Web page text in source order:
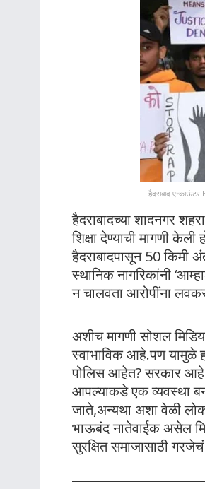
हैदराबाद
हैदराबादच्या शादनगर
शिक्षा देण्याची मागणी
हैदराबादपासून 50 किमी
स्थानिक नागरिकांनी
न चालवता आरोपींना
अशीच मागणी सोशल
स्वाभाविक आहे.पण यामुळे
पोलिस आहेत? सरकार आहे
आपल्याकडे एक व्यवस्था
जाते,अन्यथा अशा वेळी
भाऊबंद नातेवाईक असेल
सुरक्षित समाजासाठी